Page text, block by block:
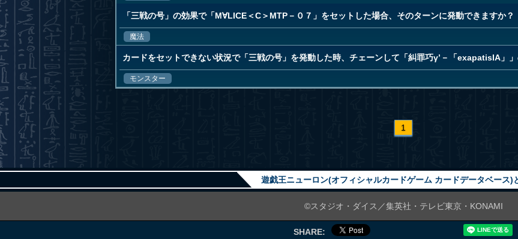
「三戦の号」の効果で「M∀LICE＜C＞MTP－０７」をセットした場合、そのターンに発動できますか？
魔法
カードをセットできない状況で「三戦の号」を発動した時、チェーンして「糾罪巧γ’－「exapatisIA」
モンスター
1
遊戯王ニューロン(オフィシャルカードゲーム カードデータベース)
©スタジオ・ダイス／集英社・テレビ東京・KONAMI
SHARE: